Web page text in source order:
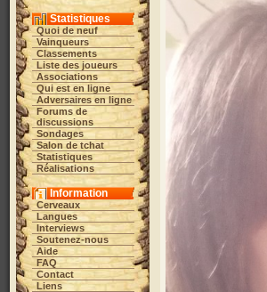
Statistiques
Quoi de neuf
Vainqueurs
Classements
Liste des joueurs
Associations
Qui est en ligne
Adversaires en ligne
Forums de
discussions
Sondages
Salon de tchat
Statistiques
Réalisations
Information
Cerveaux
Langues
Interviews
Soutenez-nous
Aide
FAQ
Contact
Liens